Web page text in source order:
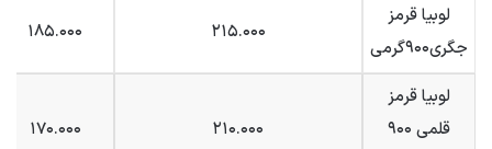
لوبیا قرمز
جگری۹۰۰گرمی
۲۱۵.۰۰۰ ۱۸۵.۰۰۰
لوبیا قرمز
قلمی ۹۰۰
۲۱۰.۰۰۰ ۱۷۰.۰۰۰